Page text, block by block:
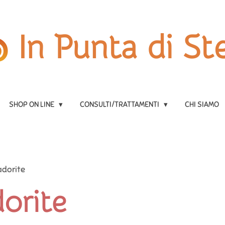
In Punta di
SHOP ON LINE CONSULTI/TRATTAMENTI CHI SIAMO